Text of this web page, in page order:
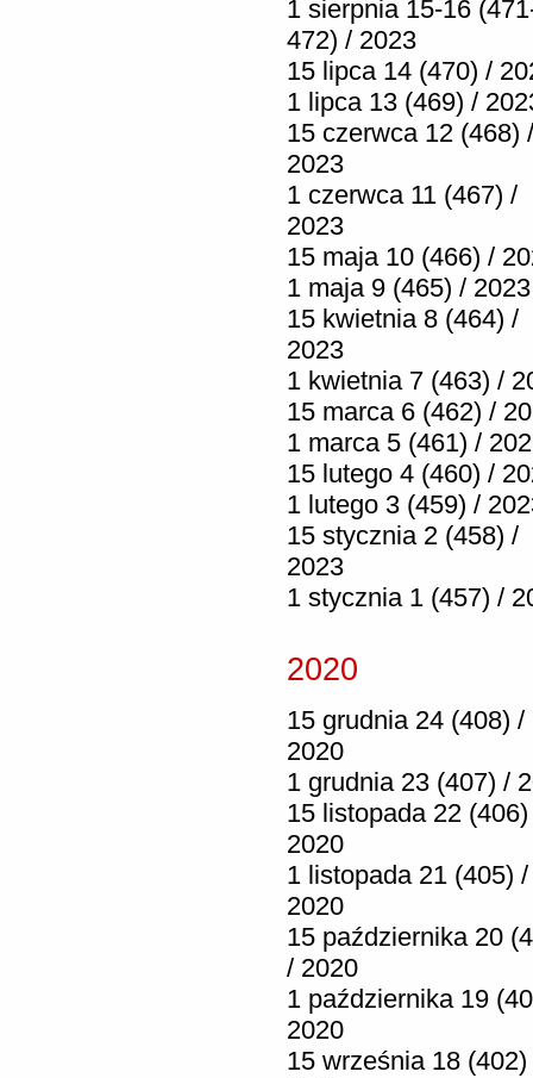
1 sierpnia 15-16
472) / 2023
15 lipca 14 (470) /
1 lipca 13 (469) /
15 czerwca 12 (468) /
2023
1 czerwca 11 (467) /
2023
15 maja 10 (466) /
1 maja 9 (465) / 2023
15 kwietnia 8 (464) /
2023
1 kwietnia 7 (463) /
15 marca 6 (462) /
1 marca 5 (461) /
15 lutego 4 (460) /
1 lutego 3 (459) /
15 stycznia 2 (458) /
2023
1 stycznia 1 (457) /
2020
15 grudnia 24 (408) /
2020
1 grudnia 23 (407) /
15 listopada 22
2020
1 listopada 21 (405) /
2020
15 października 20
/ 2020
1 października 19
2020
15 września 18 (402)